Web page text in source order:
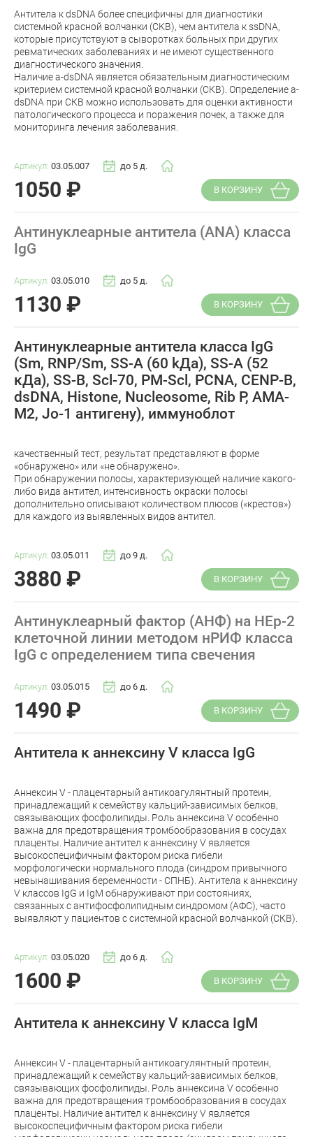
Антитела к dsDNA более специфичны для диагностики
системной красной волчанки (СКВ), чем антитела к ssDNA,
которые присутствуют в сыворотках больных при других
ревматических заболеваниях и не имеют существенного
диагностического значения.
Наличие a-dsDNA является обязательным диагностическим
критерием системной красной волчанки (СКВ). Определение a-
dsDNA при СКВ можно использовать для оценки активности
патологического процесса и поражения почек, а также для
мониторинга лечения заболевания.
Артикул: 03.05.007 до 5 д.
1050 ₽ В КОРЗИНУ
Антинуклеарные антитела (ANA) класса
IgG
Артикул: 03.05.010 до 5 д.
1130 ₽ В КОРЗИНУ
Антинуклеарные антитела класса IgG
(Sm, RNP/Sm, SS-A (60 kДа), SS-A (52
кДа), SS-B, Scl-70, PM-Scl, PCNA, CENР-B,
dsDNA, Histone, Nucleosome, Rib P, AMA-
M2, Jo-1 антигену), иммуноблот
качественный тест, результат представляют в форме
«обнаружено» или «не обнаружено».
При обнаружении полосы, характеризующей наличие какого-
либо вида антител, интенсивность окраски полосы
дополнительно описывают количеством плюсов («крестов»)
для каждого из выявленных видов антител.
Артикул: 03.05.011 до 9 д.
3880 ₽ В КОРЗИНУ
Антинуклеарный фактор (АНФ) на HEp-2
клеточной линии методом нРИФ класса
IgG с определением типа свечения
Артикул: 03.05.015 до 6 д.
1490 ₽ В КОРЗИНУ
Антитела к аннексину V класса IgG
Аннексин V - плацентарный антикоагулянтный протеин,
принадлежащий к семейству кальций-зависимых белков,
связывающих фосфолипиды. Роль аннексина V особенно
важна для предотвращения тромбообразования в сосудах
плаценты. Наличие антител к аннексину V является
высокоспецифичным фактором риска гибели
морфологически нормального плода (синдром привычного
невынашивания беременности - СПНБ). Антитела к аннексину
V классов IgG и IgM обнаруживают при состояниях,
связанных с антифосфолипидным синдромом (АФС), часто
выявляют у пациентов с системной красной волчанкой (СКВ).
Артикул: 03.05.020 до 6 д.
1600 ₽ В КОРЗИНУ
Антитела к аннексину V класса IgM
Аннексин V - плацентарный антикоагулянтный протеин,
принадлежащий к семейству кальций-зависимых белков,
связывающих фосфолипиды. Роль аннексина V особенно
важна для предотвращения тромбообразования в сосудах
плаценты. Наличие антител к аннексину V является
высокоспецифичным фактором риска гибели